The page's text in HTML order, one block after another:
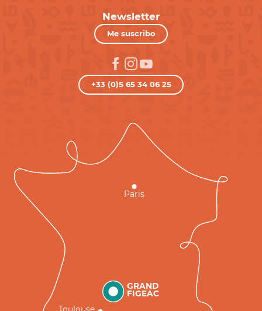
Newsletter
Me suscribo
+33 (0)5 65 34 06 25
GRAND
FIGEAC
Toulouse
Paris